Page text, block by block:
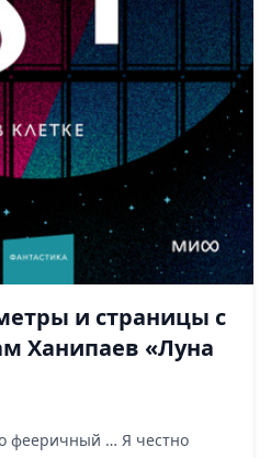
и страницы с
Ханипаев «Луна
фееричный … Я честно